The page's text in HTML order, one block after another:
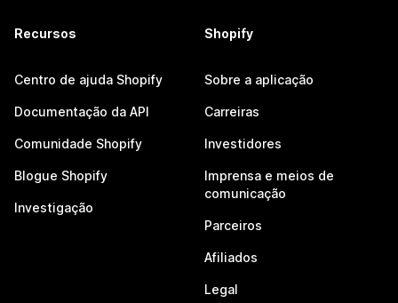
Recursos
Centro de ajuda Shopify
Documentação da API
Comunidade Shopify
Blogue Shopify
Investigação
Shopify
Sobre a aplicação
Carreiras
Investidores
Imprensa e meios de
comunicação
Parceiros
Afiliados
Legal